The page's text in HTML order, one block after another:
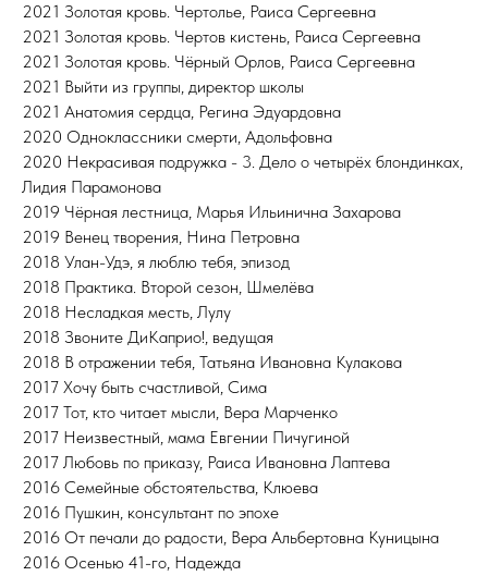
2021 Золотая кровь. Чертолье, Раиса Сергеевна
2021 Золотая кровь. Чертов кистень, Раиса Сергеевна
2021 Золотая кровь. Чёрный Орлов, Раиса Сергеевна
2021 Выйти из группы, директор школы
2021 Анатомия сердца, Регина Эдуардовна
2020 Одноклассники смерти, Адольфовна
2020 Некрасивая подружка - 3. Дело о четырёх блондинках,
Лидия Парамонова
2019 Чёрная лестница, Марья Ильинична Захарова
2019 Венец творения, Нина Петровна
2018 Улан-Удэ, я люблю тебя, эпизод
2018 Практика. Второй сезон, Шмелёва
2018 Несладкая месть, Лулу
2018 Звоните ДиКаприо!, ведущая
2018 В отражении тебя, Татьяна Ивановна Кулакова
2017 Хочу быть счастливой, Сима
2017 Тот, кто читает мысли, Вера Марченко
2017 Неизвестный, мама Евгении Пичугиной
2017 Любовь по приказу, Раиса Ивановна Лаптева
2016 Семейные обстоятельства, Клюева
2016 Пушкин, консультант по эпохе
2016 От печали до радости, Вера Альбертовна Куницына
2016 Осенью 41-го, Надежда